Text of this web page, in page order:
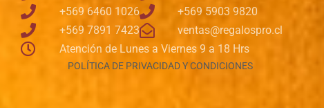
+569 6460 1026
+569 5903 9820
+569 7891 7423
ventas@regalospro.cl
Atención de Lunes a Viernes 9 a 18 Hrs
POLÍTICA DE PRIVACIDAD Y CONDICIONES